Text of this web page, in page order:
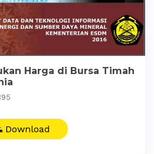
Harga di Bursa Timah
Download